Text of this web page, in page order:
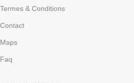
Termes & Conditions
Contact
Maps
Faq